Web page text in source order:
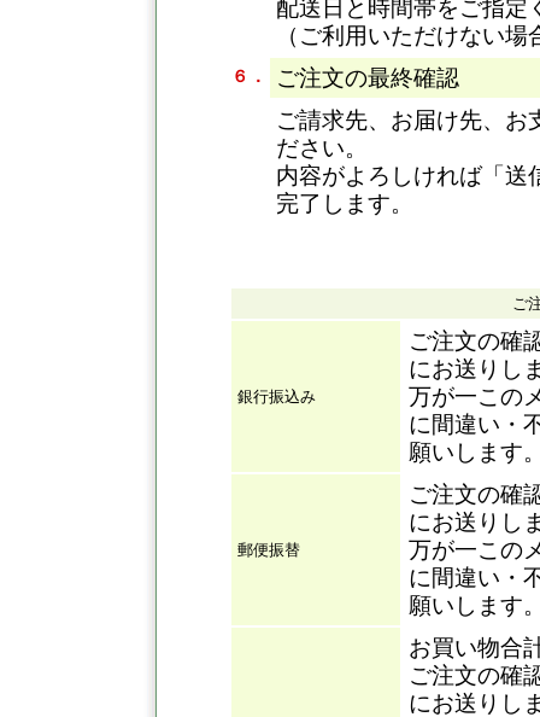
配送日と時間帯をご指定
（ご利用いただけない
６．
ご注文の最終確認
ご請求先、お届け先、お
ださい。
内容がよろしければ「送
完了します。
ご
銀行振込み
ご注文の確
にお送りし
万が一この
に間違い・
願いします
郵便振替
ご注文の確
にお送りし
万が一この
に間違い・
願いします
お買い物合
ご注文の確
にお送りし